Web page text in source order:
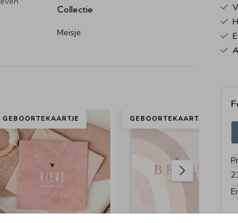
Collectie
Meisje
GEBOORTEKAARTJE GEBOORTEKAARTJE